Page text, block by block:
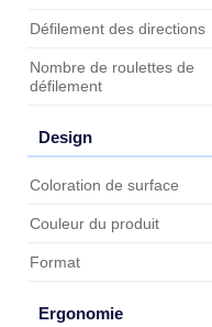
Défilement des directions
Nombre de roulettes de
défilement
Design
Design
Coloration de surface
Couleur du produit
Format
Ergonomie